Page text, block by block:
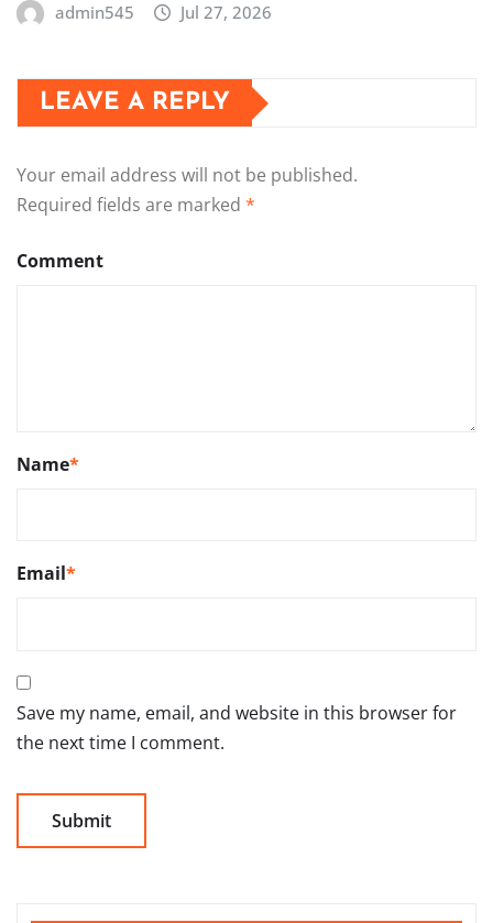
admin545 Jul 27, 2026
LEAVE A REPLY
Your email address will not be published.
Required fields are marked *
Comment
Name*
Email*
Save my name, email, and website in this browser for
the next time I comment.